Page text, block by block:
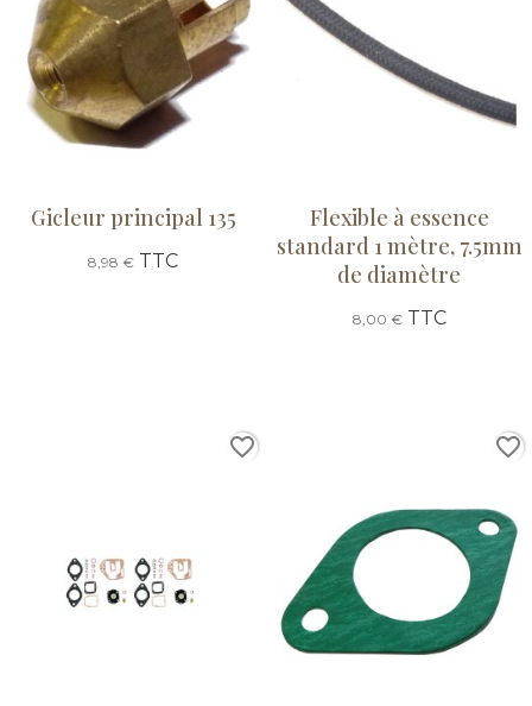
Gicleur principal 135
8,98 € TTC
Flexible à essence
standard 1 mètre, 7.5mm
de diamètre
8,00 €TTC
favorite_border favorite_border